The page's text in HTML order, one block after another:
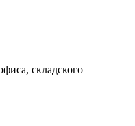
складского